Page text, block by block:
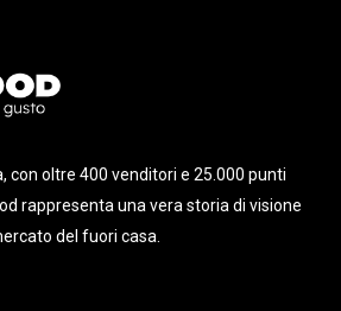
con oltre 400 venditori e 25.000 punti
rappresenta una vera storia di visione
del fuori casa.